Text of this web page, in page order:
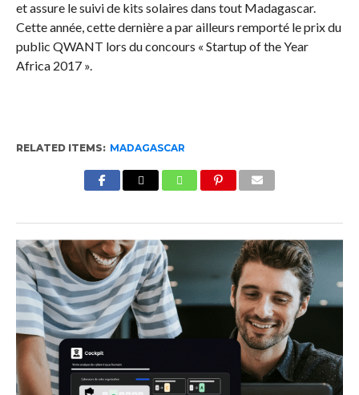
et assure le suivi de kits solaires dans tout Madagascar.
Cette année, cette dernière a par ailleurs remporté le prix du
public QWANT lors du concours « Startup of the Year
Africa 2017 ».
RELATED ITEMS: MADAGASCAR